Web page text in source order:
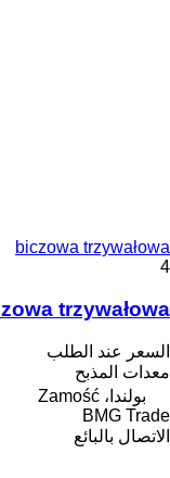
biczowa trzywałowa
4
trzywałowa
السعر عند الطلب
معدات المذبح
بولندا، Zamość
BMG Trade
الاتصال بالبائع